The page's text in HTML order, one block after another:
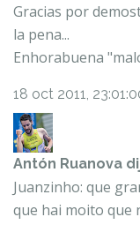
Gracias por
la pena...
Enhorabuena
18 oct 2011,
Antón Ruanova
Juanzinho: que
que hai moito que